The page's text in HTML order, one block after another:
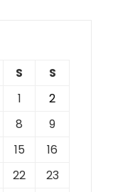
S
S
1
2
8
9
15
16
22
23